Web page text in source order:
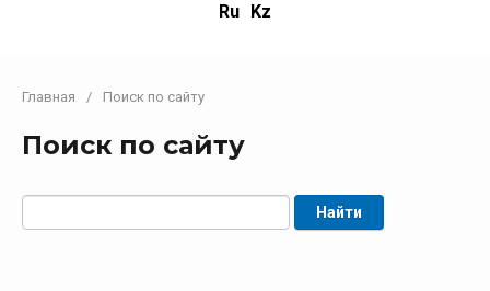
Ru Kz
Главная / Поиск по сайту
Поиск по сайту
Найти